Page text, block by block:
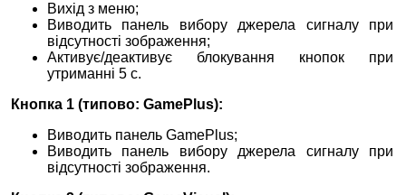
Вихід з меню;
Виводить панель вибору джерела сигналу при
відсутності зображення;
Активує/деактивує блокування кнопок при
утриманні 5 с.
Кнопка 1 (типово: GamePlus):
Виводить панель GamePlus;
Виводить панель вибору джерела сигналу при
відсутності зображення.